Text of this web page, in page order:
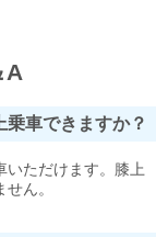
A
車できますか？
いただけます。膝上
ん。